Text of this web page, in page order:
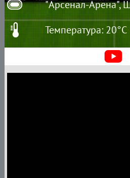
"Арсенал-Арена",
Температура: 20°C